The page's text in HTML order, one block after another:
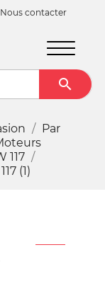
Nous contacter

Par
117
(1)